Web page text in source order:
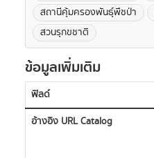
สถานีคุ้มครองพันธุ์พืชป่า
สวนรุกขชาติ
ข้อมูลเพิ่มเติม
ฟิลด์
อ้างอิง URL Catalog